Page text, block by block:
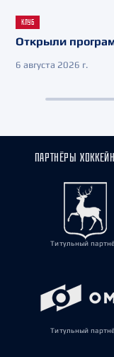
КЛУБ
Открыли
6 августа 2026 г.
ПАРТНЁРЫ
Титульный
Титульный